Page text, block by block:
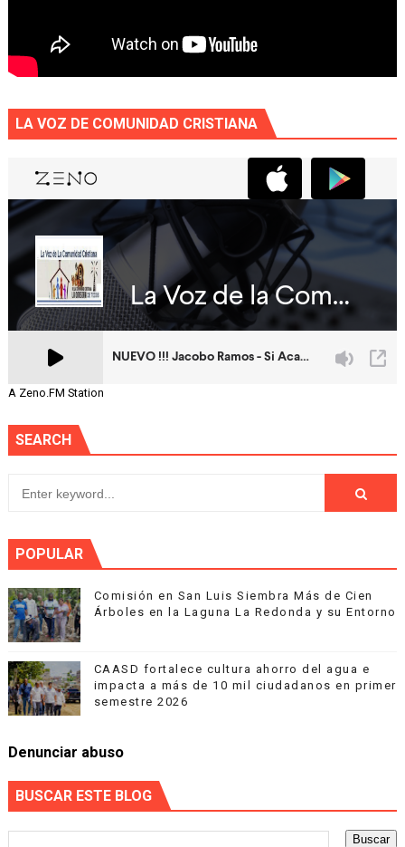
LA VOZ DE COMUNIDAD CRISTIANA
A Zeno.FM Station
SEARCH
POPULAR
Comisión en San Luis Siembra Más de Cien
Árboles en la Laguna La Redonda y su Entorno
CAASD fortalece cultura ahorro del agua e
impacta a más de 10 mil ciudadanos en primer
semestre 2026
Denunciar abuso
BUSCAR ESTE BLOG